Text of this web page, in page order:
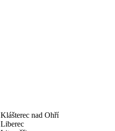
Klášterec nad Ohří
Liberec